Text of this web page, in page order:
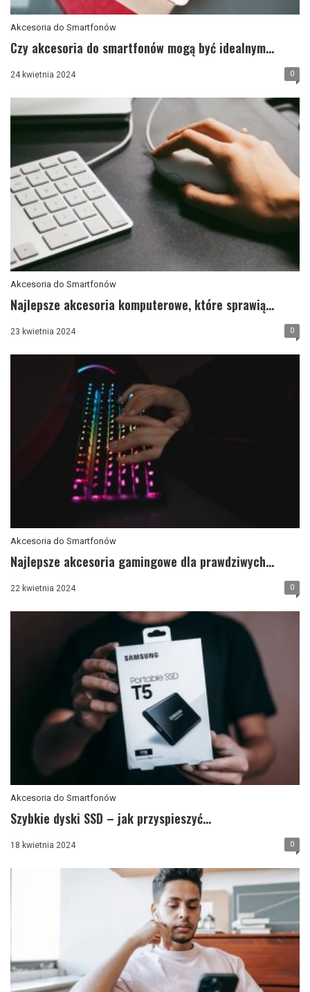
Akcesoria do Smartfonów
Czy akcesoria do smartfonów mogą być idealnym...
24 kwietnia 2024 0
Akcesoria do Smartfonów
Najlepsze akcesoria komputerowe, które sprawią...
23 kwietnia 2024 0
Akcesoria do Smartfonów
Najlepsze akcesoria gamingowe dla prawdziwych...
22 kwietnia 2024 0
Akcesoria do Smartfonów
Szybkie dyski SSD – jak przyspieszyć...
18 kwietnia 2024 0